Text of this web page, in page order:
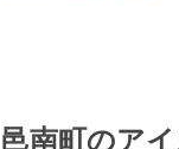
邑南町のア